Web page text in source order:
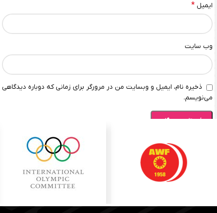
ایمیل *
وب‌ سایت
ذخیره نام، ایمیل و وبسایت من در مرورگر برای زمانی که دوباره دیدگاهی
می‌نویسم.